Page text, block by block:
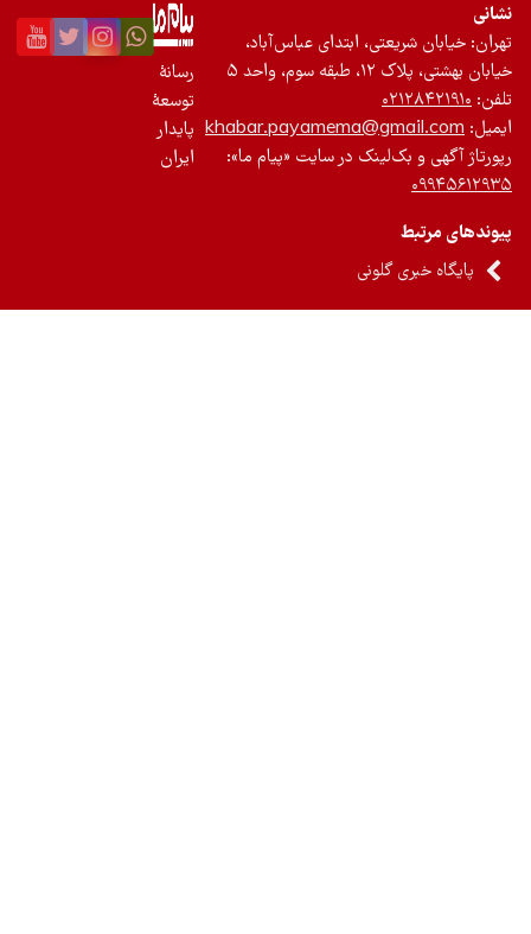
خیابان شریعتی، ابتدای عباس‌آباد،
بهشتی، پلاک ۱۲، طبقه سوم، واحد ۵
۰۲۱۲۸۴۲۱۹۱۰
khabar.payamema@gmail.com
آگهی و بک‌لینک در سایت «پیام ما»:
مرتبط
پایگاه خبری گلونی
رسانۀ
توسعۀ
پایدار
ایران